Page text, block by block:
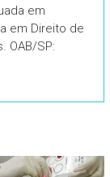
em
em Direito de
OAB/SP: